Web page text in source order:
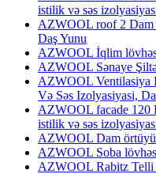
istilik və səs
AZWOOL roof 2 Dam
Daş Yunu
AZWOOL İqlim
AZWOOL Sənaye
AZWOOL Ventilasiya
Və Səs Izolyasiyasi,
AZWOOL facade 120
istilik və səs
AZWOOL Dam örtüyü
AZWOOL Soba
AZWOOL Rabitz Telli